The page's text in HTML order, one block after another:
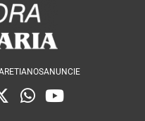
ANUNCIE